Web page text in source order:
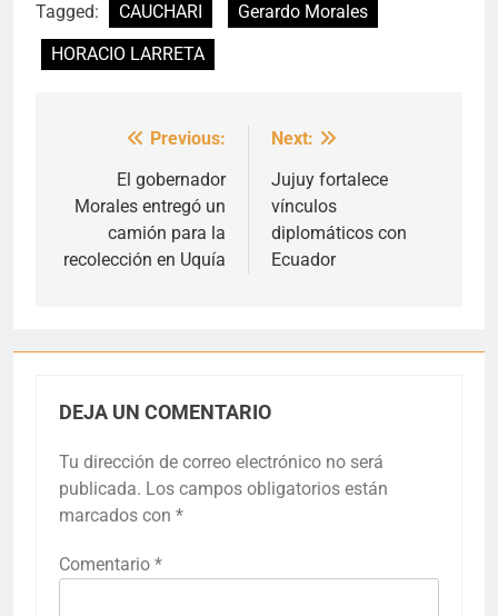
Tagged: CAUCHARI
Gerardo Morales
HORACIO LARRETA
Navegación
entradas
Previous:
El gobernador
Morales entregó un
camión para la
recolección en Uquía
Next:
Jujuy fortalece
vínculos
diplomáticos con
Ecuador
DEJA UN COMENTARIO
Tu dirección de correo electrónico no será
publicada. Los campos obligatorios están
marcados con *
Comentario *